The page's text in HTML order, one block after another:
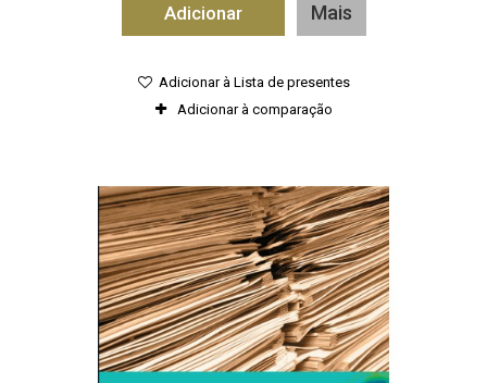
Adicionar Mais
Adicionar à Lista de presentes
Adicionar à comparação